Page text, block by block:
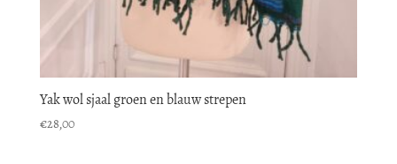
Yak wol sjaal groen en blauw strepen
€28,00